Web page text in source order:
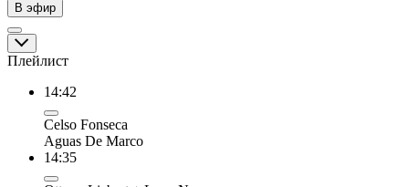
В эфир
Плейлист
14:42
Celso Fonseca
Aguas De Marco
14:35